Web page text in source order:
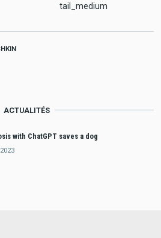
tail_medium
ACTUALITÉS
with ChatGPT saves a dog